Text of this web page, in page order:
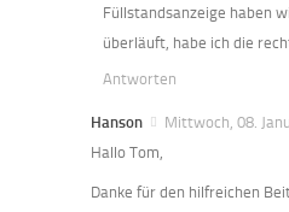
Füllstandsanzeige haben
überläuft, habe ich die
Antworten
Hanson
Mittwoch, 08.
Hallo Tom,
Danke für den hilfreichen